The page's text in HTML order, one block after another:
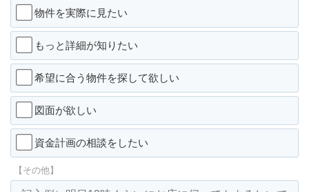
物件を実際に見たい
もっと詳細が知りたい
希望に合う物件を探して欲しい
図面が欲しい
資金計画の相談をしたい
【その他】